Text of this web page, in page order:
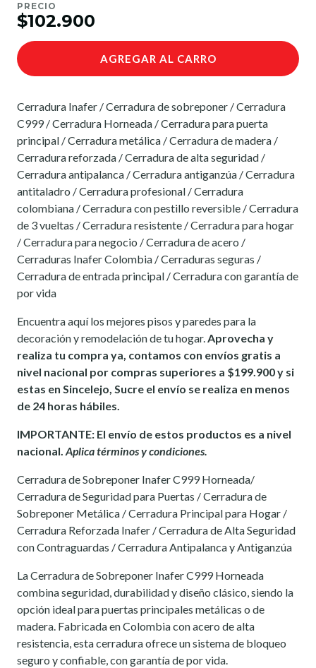
PRECIO
$102.900
AGREGAR AL CARRO
Cerradura Inafer / Cerradura de sobreponer / Cerradura
C999 / Cerradura Horneada / Cerradura para puerta
principal / Cerradura metálica / Cerradura de madera /
Cerradura reforzada / Cerradura de alta seguridad /
Cerradura antipalanca / Cerradura antiganzúa / Cerradura
antitaladro / Cerradura profesional / Cerradura
colombiana / Cerradura con pestillo reversible / Cerradura
de 3 vueltas / Cerradura resistente / Cerradura para hogar
/ Cerradura para negocio / Cerradura de acero /
Cerraduras Inafer Colombia / Cerraduras seguras /
Cerradura de entrada principal / Cerradura con garantía de
por vida
Encuentra aquí los mejores pisos y paredes para la
decoración y remodelación de tu hogar.Aprovecha y
realiza tu compra ya, contamos con envíos gratis a
nivel nacional por compras superiores a $199.900 y si
estas en Sincelejo, Sucre el envío se realiza en menos
de 24 horas hábiles.
IMPORTANTE: El envío de estos productos es a nivel
nacional. Aplica términos y condiciones.
Cerradura de Sobreponer Inafer C999 Horneada/
Cerradura de Seguridad para Puertas / Cerradura de
Sobreponer Metálica / Cerradura Principal para Hogar /
Cerradura Reforzada Inafer / Cerradura de Alta Seguridad
con Contraguardas / Cerradura Antipalanca y Antiganzúa
La Cerradura de Sobreponer Inafer C999 Horneada
combina seguridad, durabilidad y diseño clásico, siendo la
opción ideal para puertas principales metálicas o de
madera. Fabricada en Colombia con acero de alta
resistencia, esta cerradura ofrece un sistema de bloqueo
seguro y confiable, con garantía de por vida.